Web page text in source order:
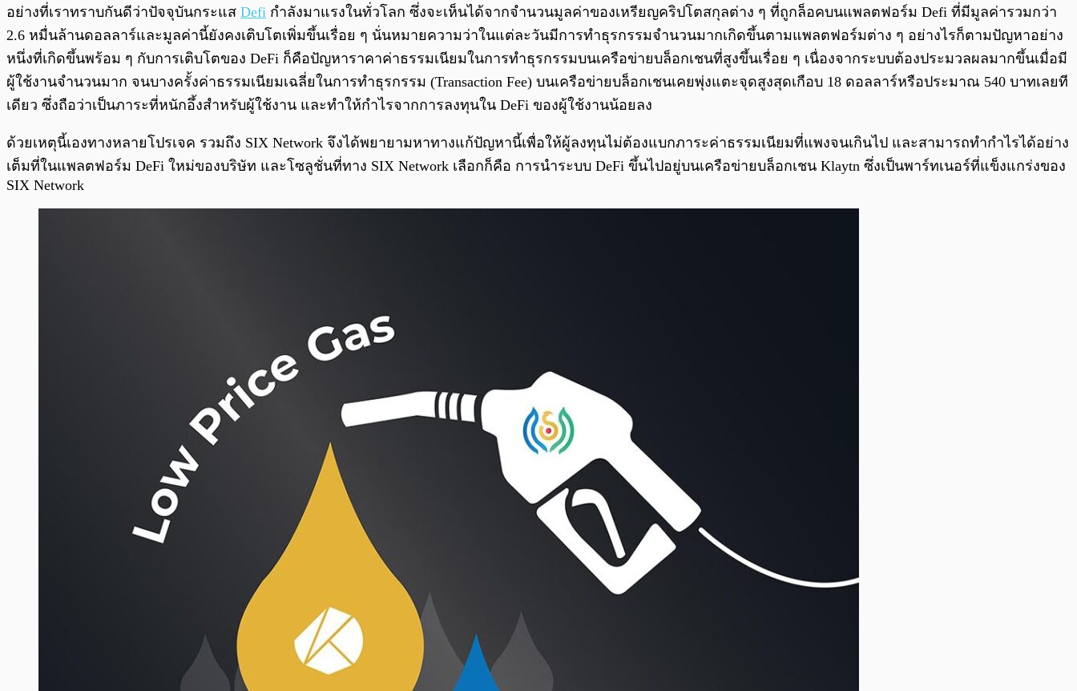
0:00 0:00
อย่างที่เราทราบกันดีว่าปัจจุบันกระแส Defi กำลังมาแรงในทั่วโลก ซึ่งจะเห็นได้จากจำนวนมูลค่าของเหรียญคริปโตสกุลต่าง ๆ ที่ถูกล็อคบนแพลตฟอร์ม Defi ที่มีมูลค่ารวมกว่า
2.6 หมื่นล้านดอลลาร์และมูลค่านี้ยังคงเติบโตเพิ่มขึ้นเรื่อย ๆ นั่นหมายความว่าในแต่ละวันมีการทำธุรกรรมจำนวนมากเกิดขึ้นตามแพลตฟอร์มต่าง ๆ อย่างไรก็ตามปัญหาอย่าง
หนึ่งที่เกิดขึ้นพร้อม ๆ กับการเติบโตของ DeFi ก็คือปัญหาราคาค่าธรรมเนียมในการทำธุรกรรมบนเครือข่ายบล็อกเชนที่สูงขึ้นเรื่อย ๆ เนื่องจากระบบต้องประมวลผลมากขึ้นเมื่อมี
ผู้ใช้งานจำนวนมาก จนบางครั้งค่าธรรมเนียมเฉลี่ยในการทำธุรกรรม (Transaction Fee) บนเครือข่ายบล็อกเชนเคยพุ่งแตะจุดสูงสุดเกือบ 18 ดอลลาร์หรือประมาณ 540 บาทเลยที
เดียว ซึ่งถือว่าเป็นภาระที่หนักอึ้งสำหรับผู้ใช้งาน และทำให้กำไรจากการลงทุนใน DeFi ของผู้ใช้งานน้อยลง
ด้วยเหตุนี้เองทางหลายโปรเจค รวมถึง SIX Network จึงได้พยายามหาทางแก้ปัญหานี้เพื่อให้ผู้ลงทุนไม่ต้องแบกภาระค่าธรรมเนียมที่แพงจนเกินไป และสามารถทำกำไรได้อย่าง
เต็มที่ในแพลตฟอร์ม DeFi ใหม่ของบริษัท และโซลูชั่นที่ทาง SIX Network เลือกก็คือ การนำระบบ DeFi ขึ้นไปอยู่บนเครือข่ายบล็อกเชน Klaytn ซึ่งเป็นพาร์ทเนอร์ที่แข็งแกร่งของ
SIX Network